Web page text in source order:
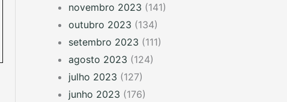
novembro 2023 (141)
outubro 2023 (134)
setembro 2023 (111)
agosto 2023 (124)
julho 2023 (127)
junho 2023 (176)